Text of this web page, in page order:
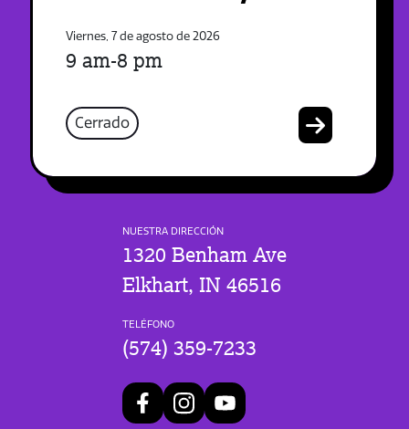
Viernes, 7 de agosto de 2026
9 am-8 pm
Cerrado
NUESTRA DIRECCIÓN
1320 Benham Ave
Elkhart, IN 46516
TELÉFONO
(574) 359-7233